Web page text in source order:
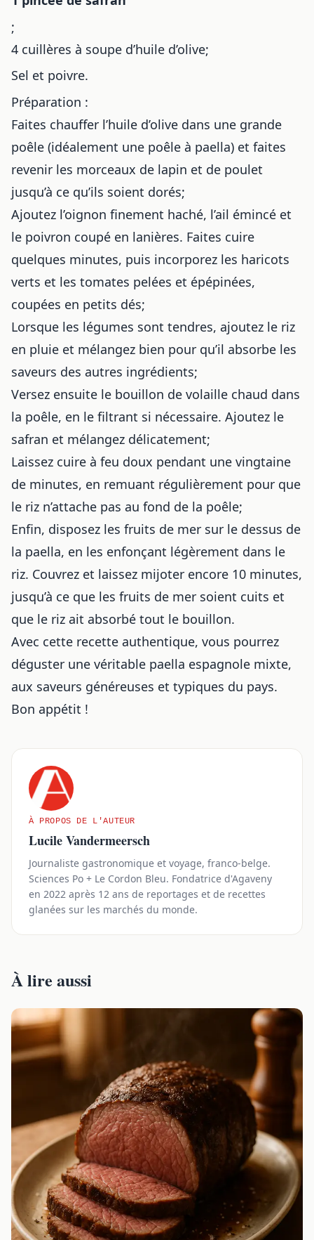
;
4 cuillères à soupe d’huile d’olive;
Sel et poivre.
Préparation :
Faites chauffer l’huile d’olive dans une grande
poêle (idéalement une poêle à paella) et faites
revenir les morceaux de lapin et de poulet
jusqu’à ce qu’ils soient dorés;
Ajoutez l’oignon finement haché, l’ail émincé et
le poivron coupé en lanières. Faites cuire
quelques minutes, puis incorporez les haricots
verts et les tomates pelées et épépinées,
coupées en petits dés;
Lorsque les légumes sont tendres, ajoutez le riz
en pluie et mélangez bien pour qu’il absorbe les
saveurs des autres ingrédients;
Versez ensuite le bouillon de volaille chaud dans
la poêle, en le filtrant si nécessaire. Ajoutez le
safran et mélangez délicatement;
Laissez cuire à feu doux pendant une vingtaine
de minutes, en remuant régulièrement pour que
le riz n’attache pas au fond de la poêle;
Enfin, disposez les fruits de mer sur le dessus de
la paella, en les enfonçant légèrement dans le
riz. Couvrez et laissez mijoter encore 10 minutes,
jusqu’à ce que les fruits de mer soient cuits et
que le riz ait absorbé tout le bouillon.
Avec cette recette authentique, vous pourrez
déguster une véritable paella espagnole mixte,
aux saveurs généreuses et typiques du pays.
Bon appétit !
À PROPOS DE L'AUTEUR
Lucile Vandermeersch
Journaliste gastronomique et voyage, franco-belge.
Sciences Po + Le Cordon Bleu. Fondatrice d'Agaveny
en 2022 après 12 ans de reportages et de recettes
glanées sur les marchés du monde.
À lire aussi